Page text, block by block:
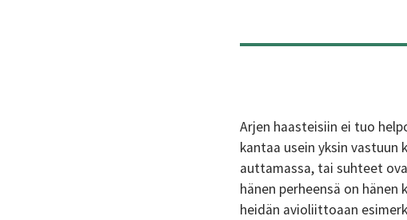
Arjen haasteisiin ei tuo
kantaa usein yksin vastuun
auttamassa, tai suhteet
hänen perheensä on
heidän avioliittoaan